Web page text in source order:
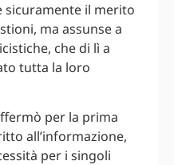
sicuramente il merito
ma assunse a
che di lì a
tutta la loro
per la prima
all’informazione,
per i singoli